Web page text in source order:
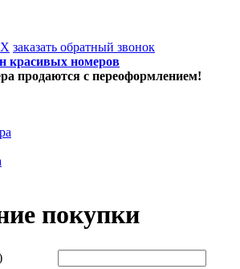
заказать обратный звонок
красивых номеров
продаются с переоформлением!
покупки